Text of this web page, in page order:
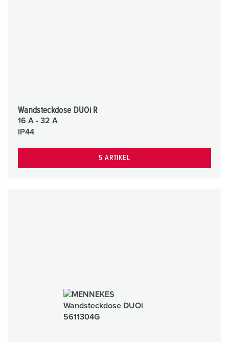
Wandsteckdose DUOi R
16 A - 32 A
IP44
5 ARTIKEL